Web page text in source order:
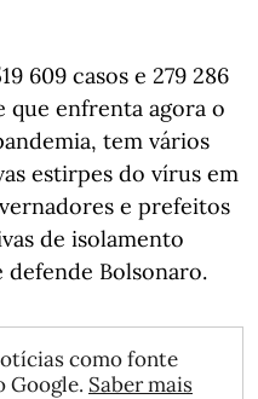
609 casos e 279 286
que enfrenta agora o
tem vários
estirpes do vírus em
e prefeitos
de isolamento
Bolsonaro.
como fonte
Google. Saber mais